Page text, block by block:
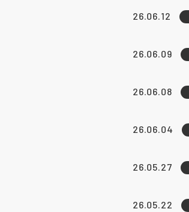
26.06.12
26.06.09
26.06.08
26.06.04
26.05.27
26.05.22